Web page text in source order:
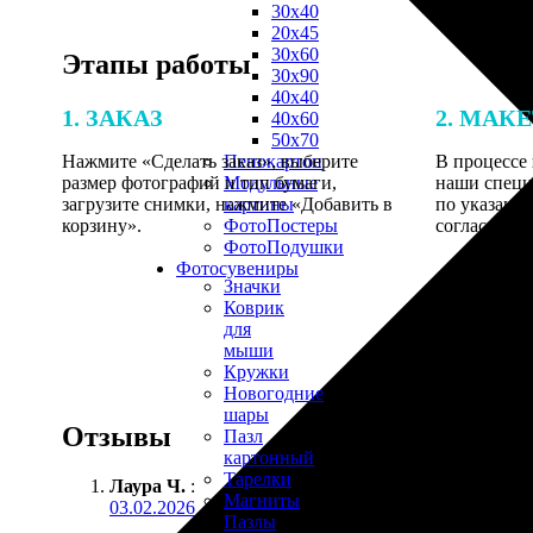
30х40
20х45
30х60
30х90
40х40
40х60
50х70
Пенокартон
Модульные
картины
ФотоПостеры
ФотоПодушки
Фотоcувениры
Значки
Коврик
для
мыши
Кружки
Новогодние
шары
Пазл
картонный
Тарелки
Магниты
Пазлы
Этапы работы
1. ЗАКАЗ
Нажмите «Сделать заказ», выберите
размер фотографий и тип бумаги,
загрузите снимки, нажмите «Добавить в
корзину».
2.
В процессе
наши
по
Отзывы
Лаура Ч. :
03.02.2026